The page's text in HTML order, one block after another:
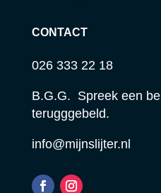
CONTACT
026 333 22 18
B.G.G. Spreek een
terugggebeld.
info@mijnslijter.nl